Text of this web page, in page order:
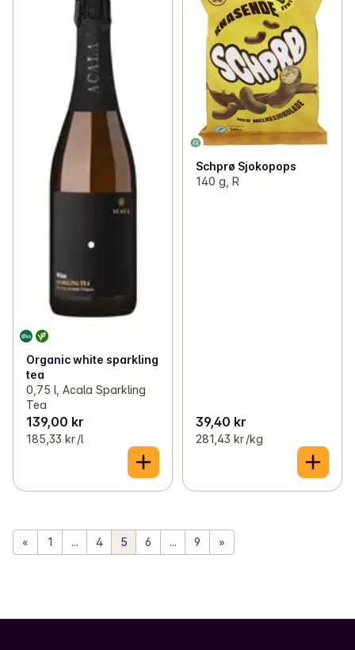
Organic white sparkling
tea
0,75 l, Acala Sparkling
Tea
139,00 kr
185,33 kr /l
Schprø Sjokopops
140 g, R
39,40 kr
281,43 kr /kg
« 1 ... 4 5 6 ... 9 »